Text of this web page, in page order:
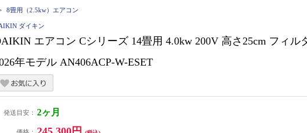
8畳用（2.5kw）エアコン
ダイキン
エアコン Cシリーズ 14畳用 4.0kw 200V 高さ25cm フィル
年モデル AN406ACP-W-ESET
発送目安： 2ヶ月